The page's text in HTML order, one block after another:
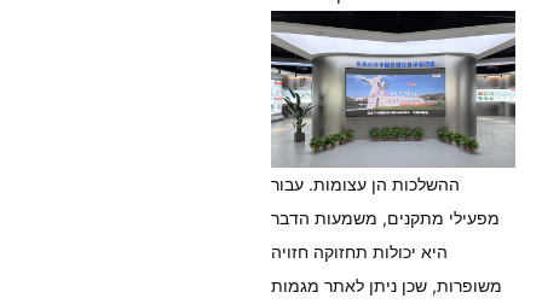
ההשלכות הן עצומות. עבור
מפעילי מתקנים, משמעות הדבר
היא יכולות תחזוקה חזויה
משופרות, שכן ניתן לאתר מגמות